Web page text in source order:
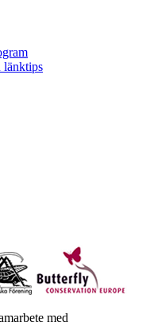
länktips
med